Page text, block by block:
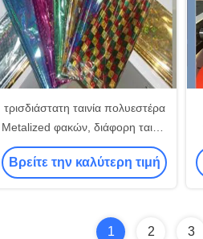
τρισδιάστατη ταινία πολυεστέρα
Metalized φακών, διάφορη ταινία
λέιζερ χρώματος σχεδίων
Βρείτε την καλύτερη τιμή
1 2 3